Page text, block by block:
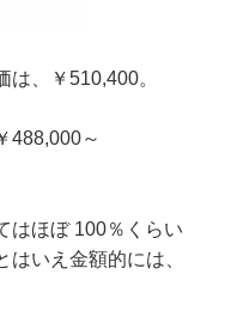
は、￥510,400。
488,000～
はほぼ 100％くらい
いえ金額的には、